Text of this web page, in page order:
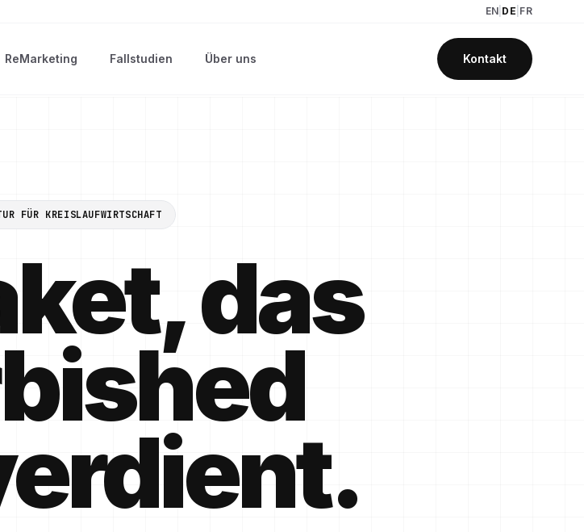
EN DE FR
ReMarketing Fallstudien Über uns Kontakt
FÜR KREISLAUFWIRTSCHAFT
das